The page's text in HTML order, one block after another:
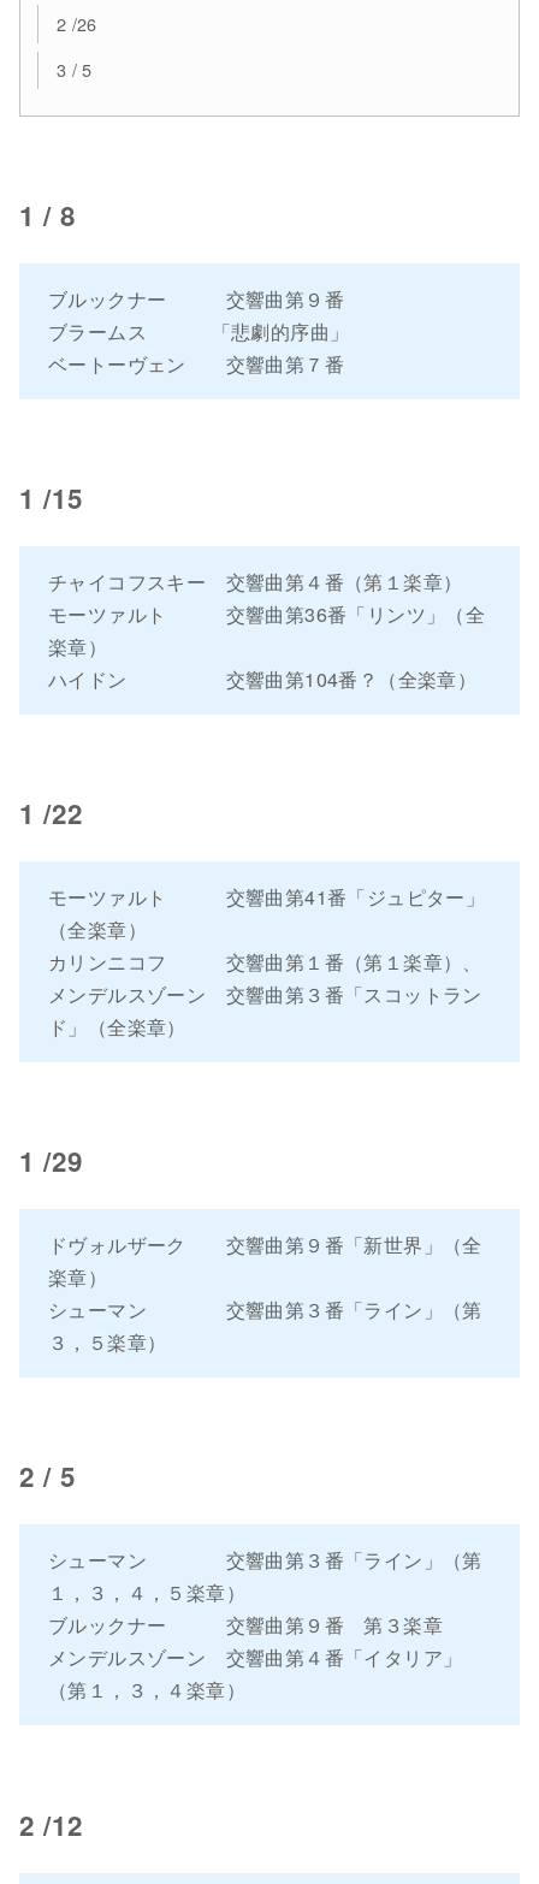
2 /26
3 / 5
1 / 8
ブルックナー 交響曲第９番
ブラームス 「悲劇的序曲」
ベートーヴェン 交響曲第７番
1 /15
チャイコフスキー 交響曲第４番（第１楽章）
モーツァルト 交響曲第36番「リンツ」（全
楽章）
ハイドン 交響曲第104番？（全楽章）
1 /22
モーツァルト 交響曲第41番「ジュピター」
（全楽章）
カリンニコフ 交響曲第１番（第１楽章）、
メンデルスゾーン 交響曲第３番「スコットラン
ド」（全楽章）
1 /29
ドヴォルザーク 交響曲第９番「新世界」（全
楽章）
シューマン 交響曲第３番「ライン」（第
３，５楽章）
2 / 5
シューマン 交響曲第３番「ライン」（第
１，３，４，５楽章）
ブルックナー 交響曲第９番 第３楽章
メンデルスゾーン 交響曲第４番「イタリア」
（第１，３，４楽章）
2 /12